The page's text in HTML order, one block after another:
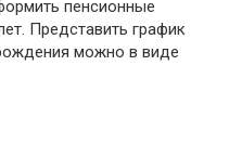
пенсионные
Представить график
можно в виде